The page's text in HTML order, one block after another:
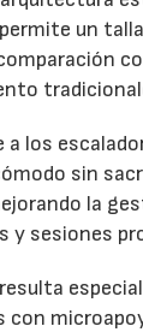
un
a los
sin
la
y sesiones
con